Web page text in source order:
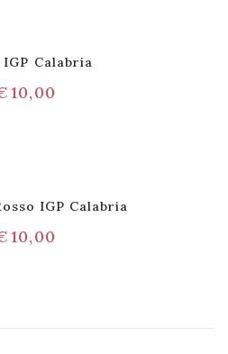
Calabria
10,00
IGP Calabria
10,00